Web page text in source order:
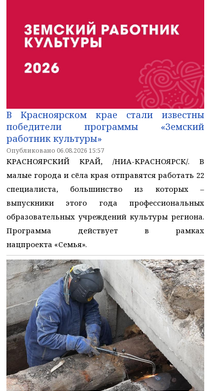
В Красноярском крае стали известны
победители программы «Земский
работник культуры»
Опубликовано 06.08.2026 15:57
КРАСНОЯРСКИЙ КРАЙ, /НИА-КРАСНОЯРСК/. В
малые города и сёла края отправятся работать 22
специалиста, большинство из которых –
выпускники этого года профессиональных
образовательных учреждений культуры региона.
Программа действует в рамках
нацпроекта «Семья».